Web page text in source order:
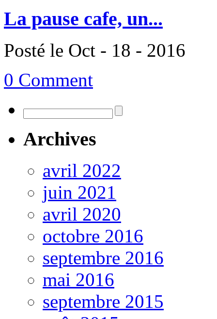
La pause cafe, un...
Posté le Oct - 18 - 2016
0 Comment
Archives
avril 2022
juin 2021
avril 2020
octobre 2016
septembre 2016
mai 2016
septembre 2015